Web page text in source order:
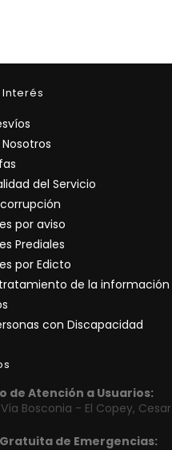
del Servicio
por aviso
Prediales
por Edicto
de la información
con Discapacidad
de Atención a Usuarios:
Vía Bosconia - El Copey, Cesar
de Emergencias: